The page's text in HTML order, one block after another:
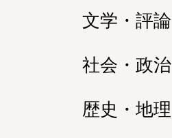
文学・評論
社会・政治
歴史・地理